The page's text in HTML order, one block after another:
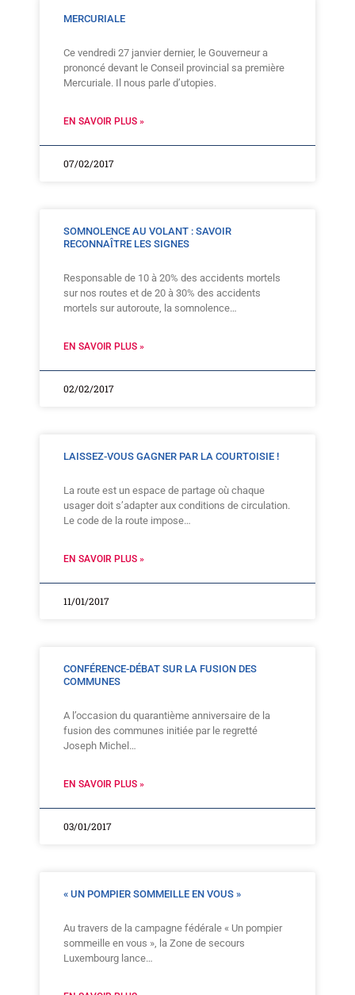
MERCURIALE
Ce vendredi 27 janvier dernier, le Gouverneur a
prononcé devant le Conseil provincial sa première
Mercuriale. Il nous parle d’utopies.
EN SAVOIR PLUS »
07/02/2017
SOMNOLENCE AU VOLANT : SAVOIR
RECONNAÎTRE LES SIGNES
Responsable de 10 à 20% des accidents mortels
sur nos routes et de 20 à 30% des accidents
mortels sur autoroute, la somnolence…
EN SAVOIR PLUS »
02/02/2017
LAISSEZ-VOUS GAGNER PAR LA COURTOISIE !
La route est un espace de partage où chaque
usager doit s’adapter aux conditions de circulation.
Le code de la route impose…
EN SAVOIR PLUS »
11/01/2017
CONFÉRENCE-DÉBAT SUR LA FUSION DES
COMMUNES
A l’occasion du quarantième anniversaire de la
fusion des communes initiée par le regretté
Joseph Michel…
EN SAVOIR PLUS »
03/01/2017
« UN POMPIER SOMMEILLE EN VOUS »
Au travers de la campagne fédérale « Un pompier
sommeille en vous », la Zone de secours
Luxembourg lance…